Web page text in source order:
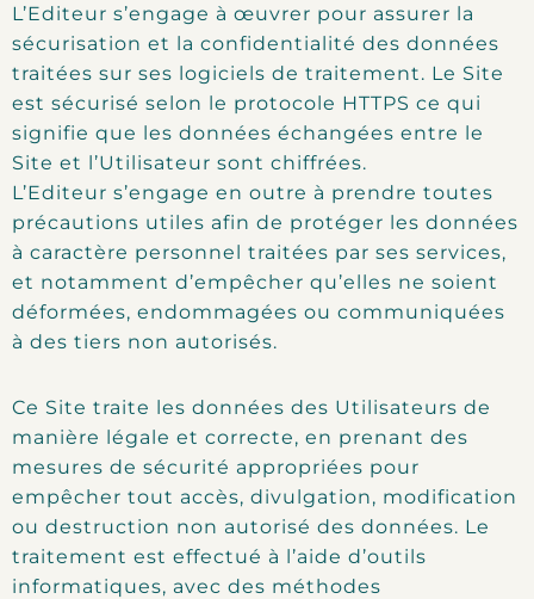
L’Editeur s’engage à œuvrer pour assurer la
sécurisation et la confidentialité des données
traitées sur ses logiciels de traitement. Le Site
est sécurisé selon le protocole HTTPS ce qui
signifie que les données échangées entre le
Site et l’Utilisateur sont chiffrées.
L’Editeur s’engage en outre à prendre toutes
précautions utiles afin de protéger les données
à caractère personnel traitées par ses services,
et notamment d’empêcher qu’elles ne soient
déformées, endommagées ou communiquées
à des tiers non autorisés.
Ce Site traite les données des Utilisateurs de
manière légale et correcte, en prenant des
mesures de sécurité appropriées pour
empêcher tout accès, divulgation, modification
ou destruction non autorisé des données. Le
traitement est effectué à l’aide d’outils
informatiques, avec des méthodes